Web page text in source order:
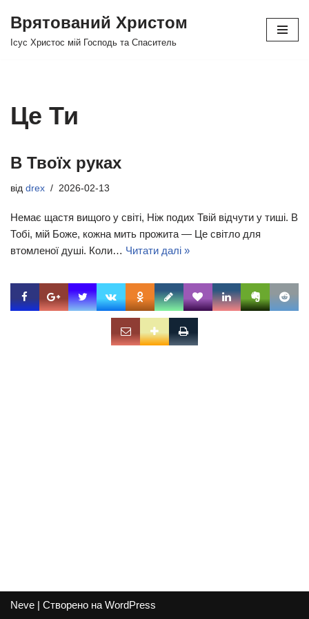
Перейти
Врятований Христом
Ісус Христос мій Господь та Спаситель
Це Ти
В Твоїх руках
від drex 2026-02-13
Немає щастя вищого у світі, Ніж подих Твій відчути у тиші. В
Тобі, мій Боже, кожна мить прожита — Це світло для
втомленої душі. Коли… Читати далі »
Neve | Створено на WordPress